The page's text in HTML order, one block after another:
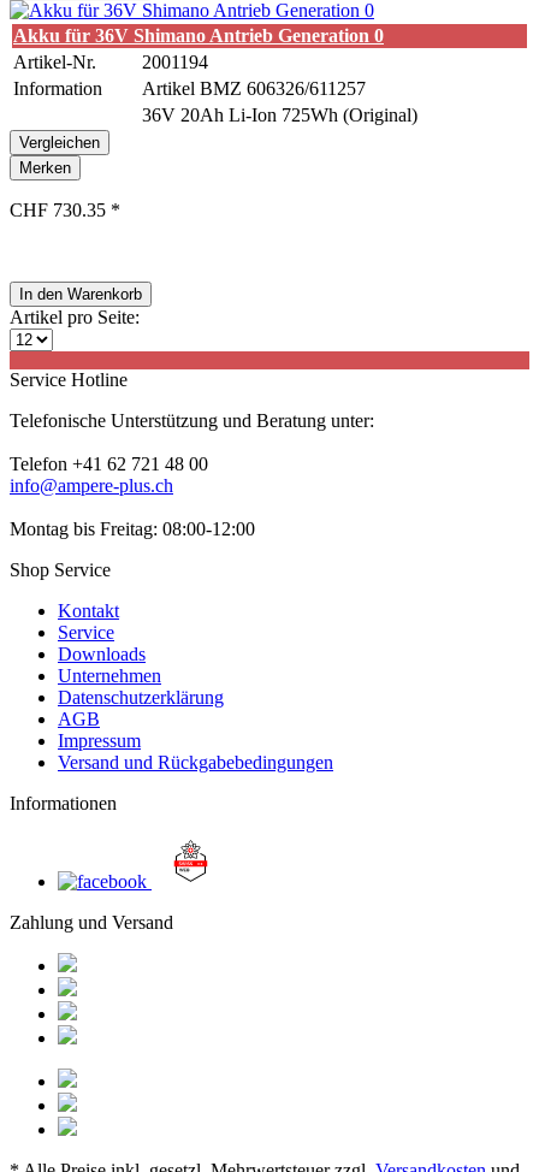
Akku für 36V Shimano Antrieb Generation 0
Artikel-Nr.
2001194
Information
Artikel BMZ 606326/611257
36V 20Ah Li-Ion 725Wh (Original)
Vergleichen
Merken
CHF 730.35 *
In den Warenkorb
Artikel pro Seite:
Service Hotline
Telefonische Unterstützung und Beratung unter:
Telefon +41 62 721 48 00
info@ampere-plus.ch
Montag bis Freitag: 08:00-12:00
Shop Service
Kontakt
Service
Downloads
Unternehmen
Datenschutzerklärung
AGB
Impressum
Versand und Rückgabebedingungen
Informationen
Zahlung und Versand